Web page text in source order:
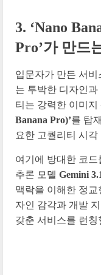
3. ‘Nano
Pro’가 만드
입문자가 만든 서
는 투박한 디자인과
티는 강력한 이미지
Banana Pro)’를 탑
요한 고퀄리티 시
여기에 방대한 코드
추론 모델 Gemini
맥락을 이해한 정교
자인 감각과 개발
갖춘 서비스를 런